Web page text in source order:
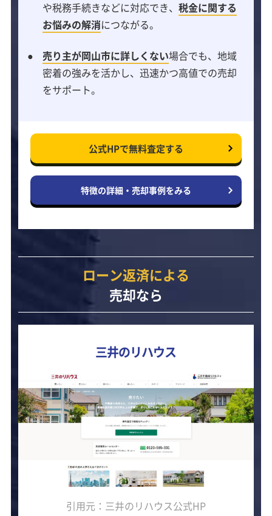
や税務手続きなどに対応でき、税金に関する
お悩みの解消につながる。
売り主が岡山市に詳しくない場合でも、地域
密着の強みを活かし、迅速かつ高値での売却
をサポート。
公式HPで無料査定する
特徴の詳細・ 売却事例をみる
ローン返済による
売却なら
三井のリハウス
引用元：三井のリハウス公式HP